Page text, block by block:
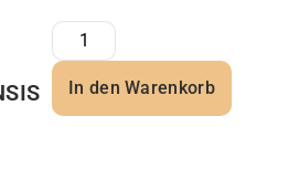
In den Warenkorb